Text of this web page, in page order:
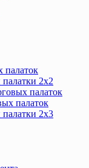
палаток
палатки 2х2
палаток
палаток
палатки 2х3